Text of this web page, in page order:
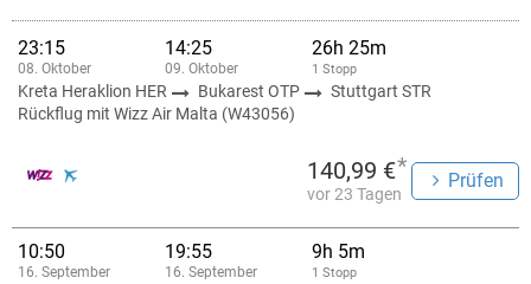
23:15
08. Oktober
14:25
09. Oktober
26h 25m
1 Stopp
Kreta Heraklion HER Bukarest OTP
Stuttgart STR
Rückflug mit Wizz Air Malta (W43056)
140,99 €*
vor 23 Tagen
Prüfen
10:50
16. September
19:55
16. September
9h 5m
1 Stopp